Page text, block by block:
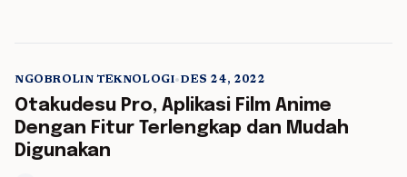
NGOBROLIN TEKNOLOGI•DES 24, 2022
Otakudesu Pro, Aplikasi Film Anime
Dengan Fitur Terlengkap dan Mudah
Digunakan